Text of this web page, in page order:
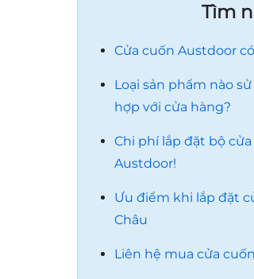
Tìm
Cửa cuốn Austdoor
Loại sản phẩm nào
hợp với cửa hàng?
Chi phí lắp đặt bộ
Austdoor!
Ưu điểm khi lắp đặt
Châu
Liên hệ mua cửa